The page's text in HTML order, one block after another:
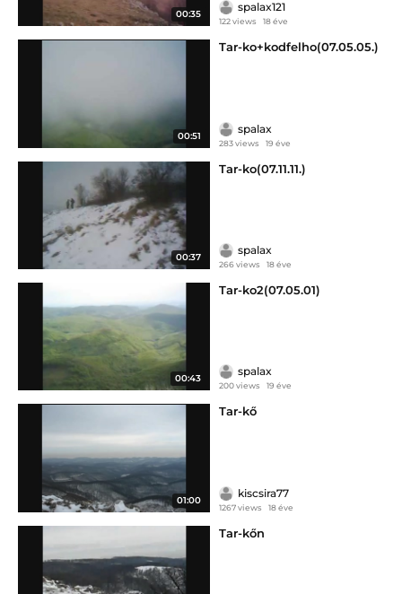
00:35
spalax121
122 views 18 éve
00:51
Tar-ko+kodfelho(07.05.05.)
spalax
283 views 19 éve
00:37
Tar-ko(07.11.11.)
spalax
266 views 18 éve
00:43
Tar-ko2(07.05.01)
spalax
200 views 19 éve
01:00
Tar-kő
kiscsira77
1267 views 18 éve
Tar-kőn